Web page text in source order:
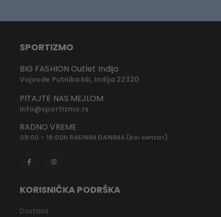
SPORTIZMO
BIG FASHION Outlet Inđija
Vojvode Putnika bb, Inđija 22320
PITAJTE NAS MEJLOM:
info@sportizmo.rs
RADNO VREME
08:00 - 16:00h RADNIM DANIMA (kol centar)
KORISNIČKA PODRŠKA
Dostava